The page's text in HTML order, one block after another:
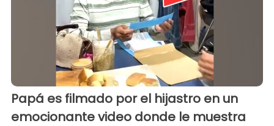
Papá es filmado por el hijastro en un
emocionante video donde le muestra